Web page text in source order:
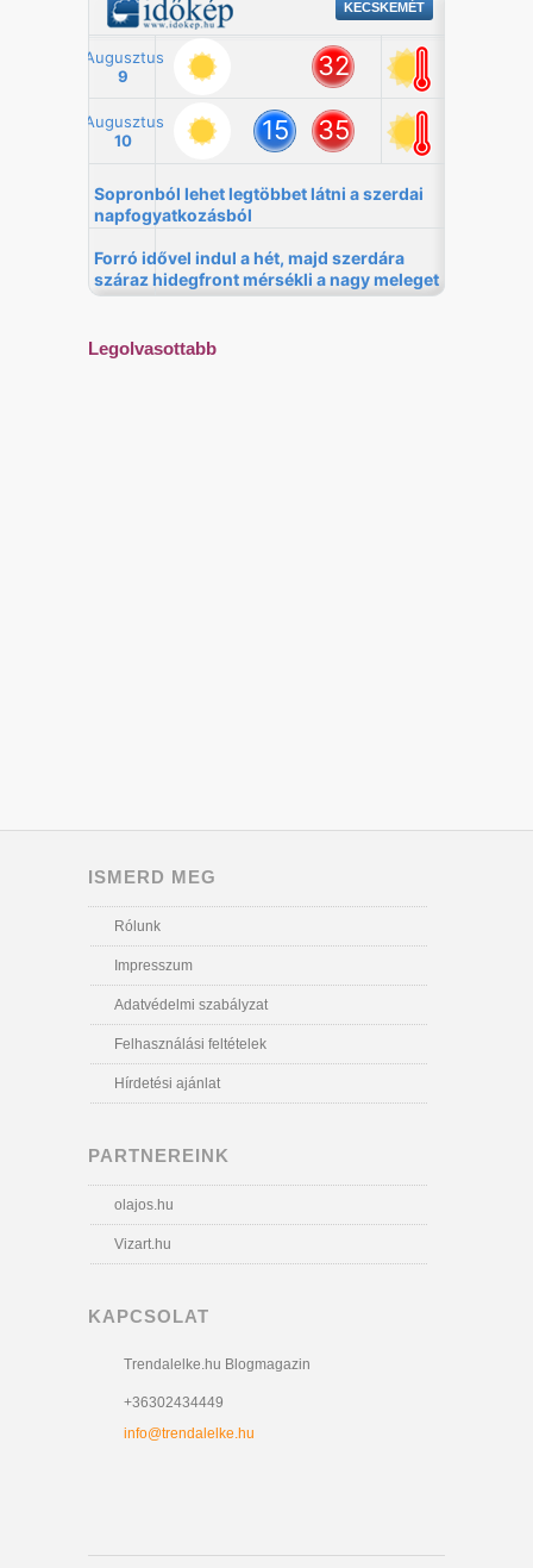
Legolvasottabb
ISMERD MEG
Rólunk
Impresszum
Adatvédelmi szabályzat
Felhasználási feltételek
Hírdetési ajánlat
PARTNEREINK
olajos.hu
Vizart.hu
KAPCSOLAT
Trendalelke.hu Blogmagazin
+36302434449
info@trendalelke.hu